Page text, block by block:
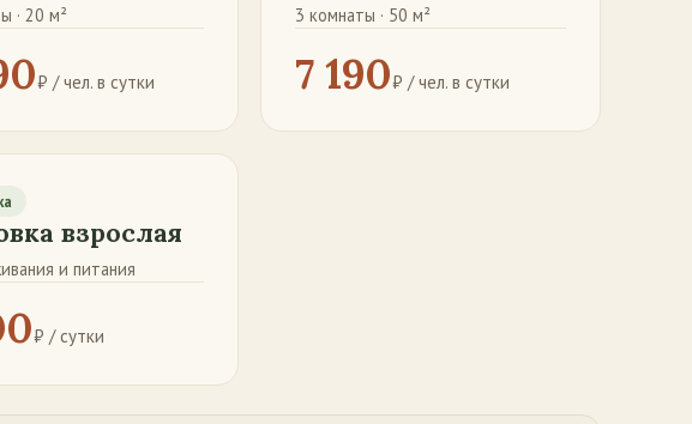
· 20 м²
₽ / чел. в сутки
3 комнаты · 50 м²
7 190₽ / чел. в сутки
взрослая
и питания
₽ / сутки